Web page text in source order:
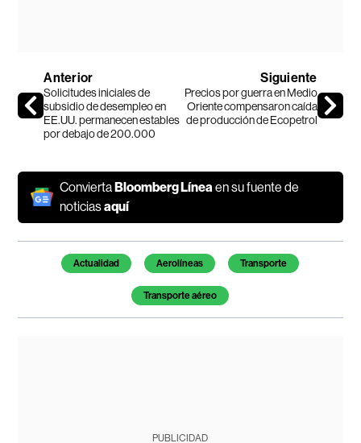
Anterior
Solicitudes iniciales de
subsidio de desempleo en
EE.UU. permanecen estables
por debajo de 200.000
Siguiente
Precios por guerra en Medio
Oriente compensaron caída
de producción de Ecopetrol
ConviertaBloomberg Línea en su fuente de
noticiasaquí
Temas de este artículo
Actualidad Aerolíneas Transporte
Transporte aéreo
PUBLICIDAD